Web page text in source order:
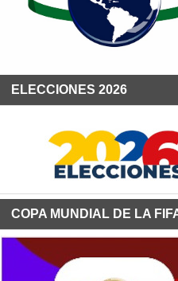
ELECCIONES 2026
COPA MUNDIAL DE LA